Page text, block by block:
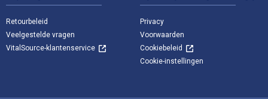
Retourbeleid
Veelgestelde vragen
VitalSource-klantenservice
Privacy
Voorwaarden
Cookiebeleid
Cookie-instellingen